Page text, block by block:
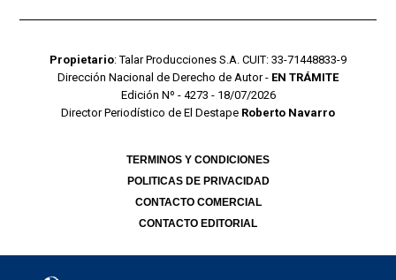
Propietario: Talar Producciones S.A. CUIT: 33-71448833-9
Dirección Nacional de Derecho de Autor - EN TRÁMITE
Edición Nº - 4273 - 18/07/2026
Director Periodístico de El Destape Roberto Navarro
TERMINOS Y CONDICIONES
POLITICAS DE PRIVACIDAD
CONTACTO COMERCIAL
CONTACTO EDITORIAL